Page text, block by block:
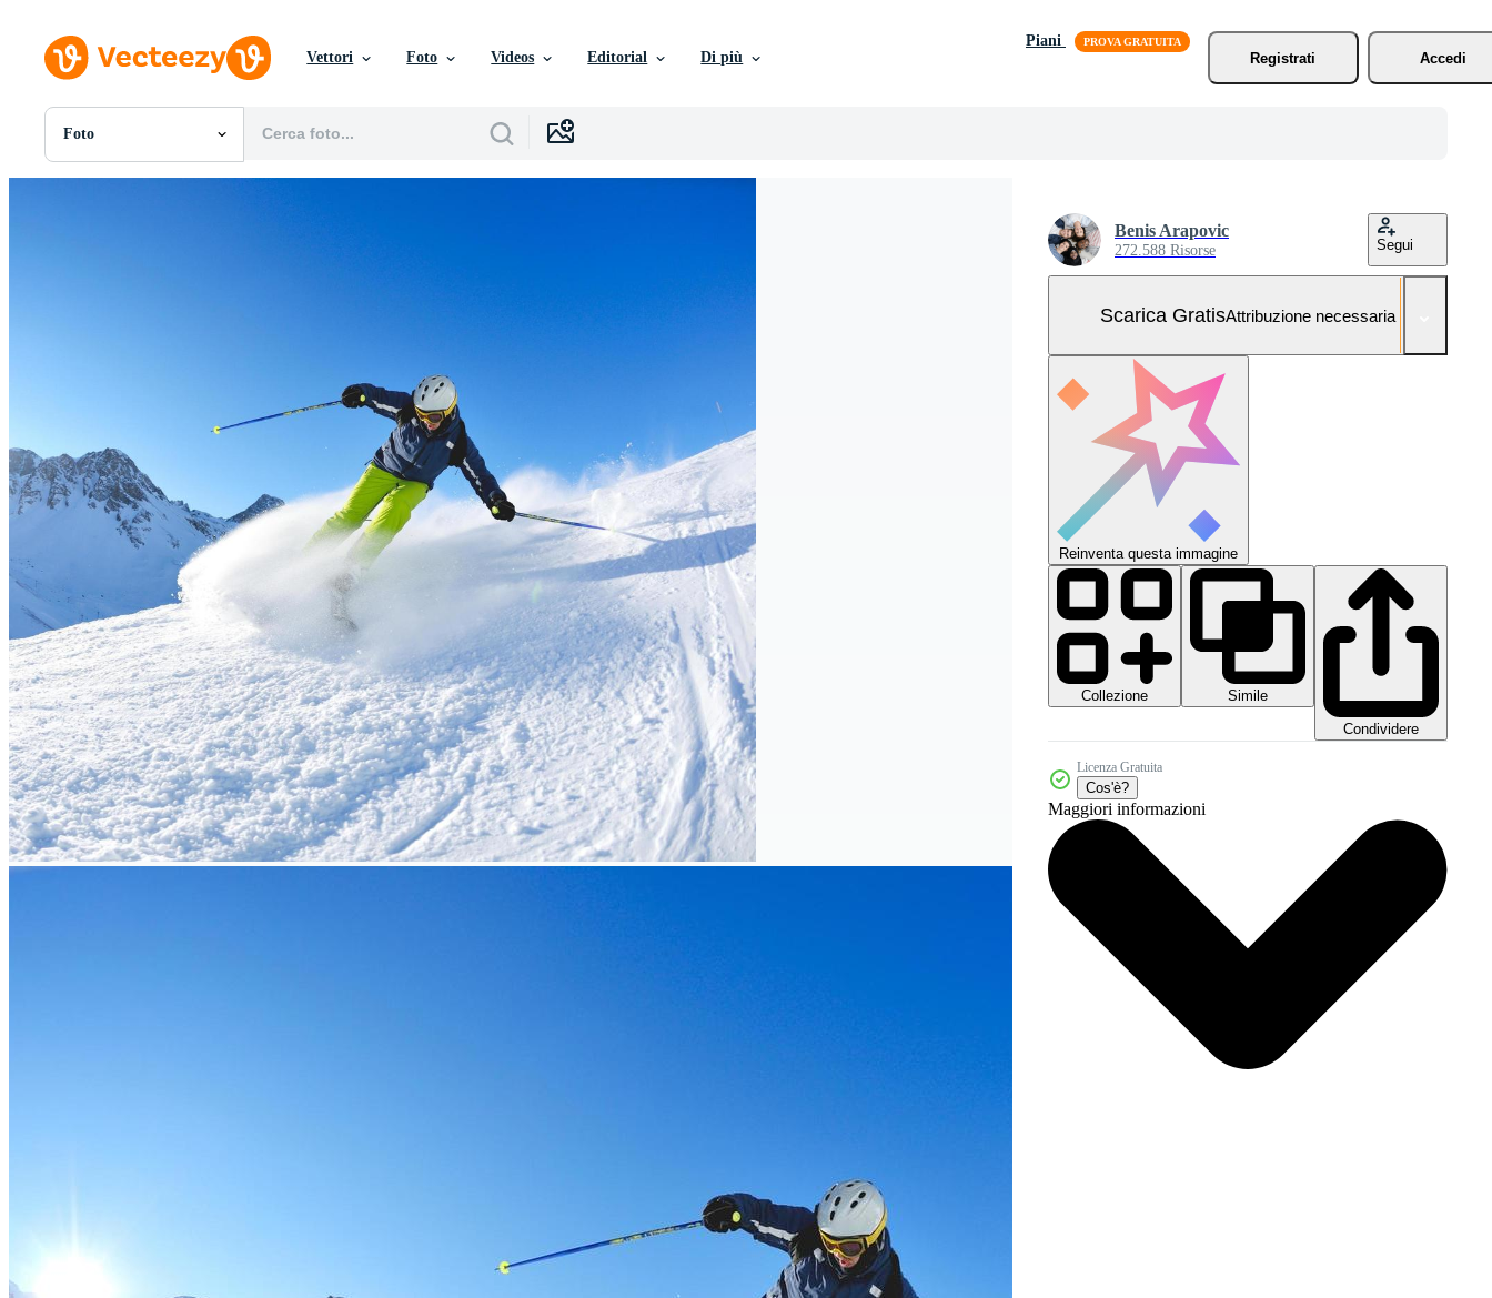
Vettori Foto Videos Editorial Di più
Piani
Registrati
Accedi
Foto
Tutte Immagini
Benis Arapovic
272.588 Risorse Segui
Scarica GratisAttribuzione necessaria
Reinventa questa immagine
Collezione
Simile
Condividere
Licenza Gratuita
Cos'è?
Maggiori informazioni